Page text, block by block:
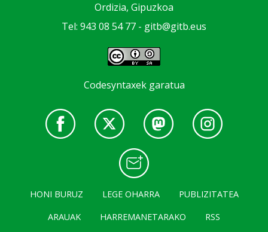
Ordizia, Gipuzkoa
Tel: 943 08 54 77 - gitb@gitb.eus
Codesyntaxek garatua
HONI BURUZ LEGE OHARRA
PUBLIZITATEA
ARAUAK
HARREMANETARAKO RSS